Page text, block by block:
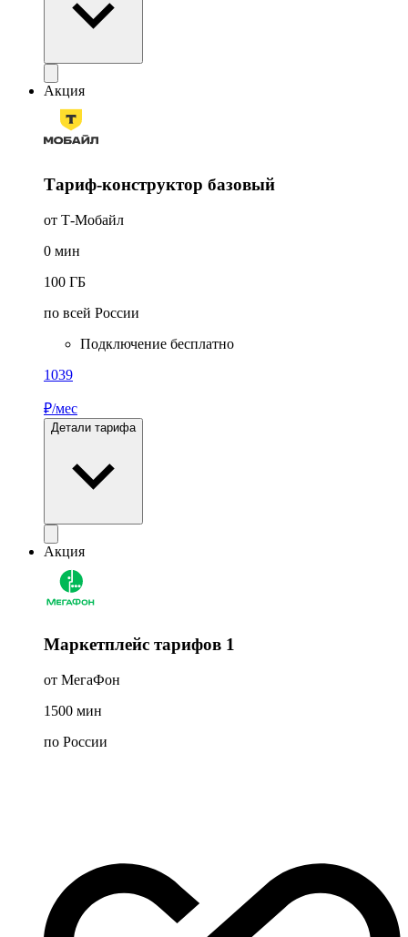
Акция
Тариф-конструктор базовый
от Т-Мобайл
0 мин
100 ГБ
по всей России
Подключение бесплатно
1039
₽/мес
Детали тарифа
Акция
Маркетплейс тарифов 1
от МегаФон
1500 мин
по России